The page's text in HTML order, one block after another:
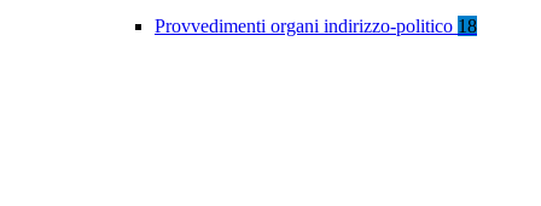
Provvedimenti organi indirizzo-politico 18